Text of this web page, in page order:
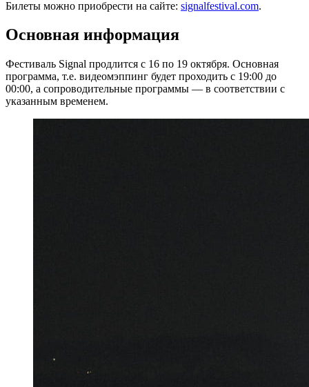
Билеты можно приобрести на сайте: signalfestival.com.
Основная информация
Фестиваль Signal продлится с 16 по 19 октября. Основная
программа, т.е. видеомэппинг будет проходить с 19:00 до
00:00, а сопроводительные программы — в соответствии с
указанным временем.